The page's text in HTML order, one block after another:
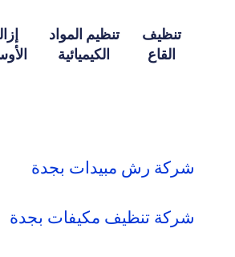
تنظيف
القاع
تنظيم المواد
الكيميائية
شركة رش مبيدات بجدة
شركة تنظيف مكيفات بجدة